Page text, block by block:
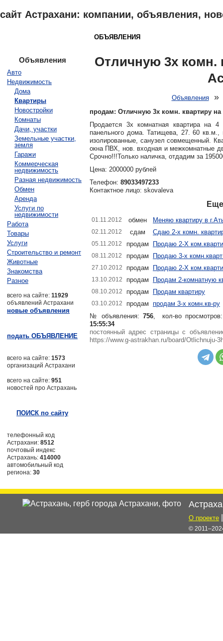
сайт Астрахани: компании, объявления,
ОБЪЯВЛЕНИЯ
Отличную 3х комн.
Объявления
продам: Отличную 3х комн. квартиру на
Продается 3х комнатная квартира на 4
панельного дома. Татищева, 27. 60
изолированные, санузел совмещенный.
окна ПВХ, нов. входная и межкомнатные
Срочно!!!Только наличка, отдадим за
Цена: 2000000 рублей
Телефон: 89033497233
Контактное лицо: skovaleva
01.11.2012 обмен Меняю квартиру в
02.11.2012 сдам Сдаю 2-х комн.
05.11.2012 продам Продаю 2-Х
08.11.2012 продам Продаю 3-х
27.10.2012 продам Продаю 2-Х
13.10.2012 продам Продам 2-комнатную
08.10.2012 продам Продам квартиру
03.10.2012 продам продам 3-х комн.кв-ру
№ объявления: 756, кол-во просмотров
15:55:34
постоянный адрес страницы с
https://www.g-astrakhan.ru/board/Otlichnuju-
Объявления
Авто
Недвижимость
Дома
Квартиры
Новостройки
Комнаты
Дачи, участки
Земельные участки,
земля
Гаражи
Коммерческая
недвижимость
Разная недвижимость
Обмен
Аренда
Услуги по
недвижимости
Работа
Товары
Услуги
Строительство и ремонт
Животные
Знакомства
Разное
всего на сайте: 11929
объявлений Астрахани
новые объявления
подать ОБЪЯВЛЕНИЕ
всего на сайте: 1573
организаций Астрахани
всего на сайте: 951
новостей про Астрахань
ПОИСК по сайту
телефонный код
Астрахани: 8512
почтовый индекс
Астрахань: 414000
автомобильный код
региона: 30
О проекте
©